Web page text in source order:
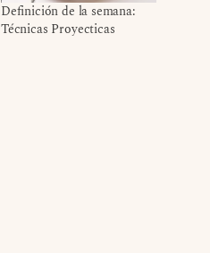
Definición de la semana:
Técnicas Proyecticas